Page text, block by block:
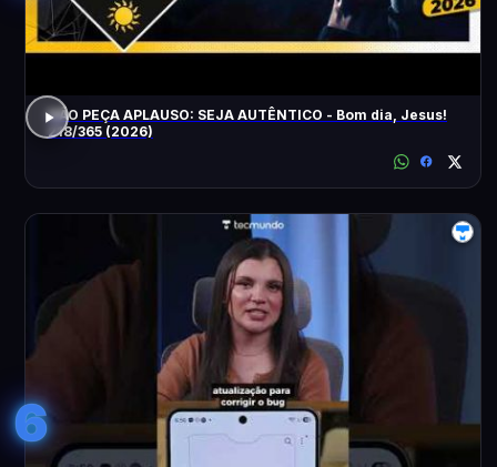
NÃO PEÇA APLAUSO: SEJA AUTÊNTICO - Bom dia, Jesus!
218/365 (2026)
6